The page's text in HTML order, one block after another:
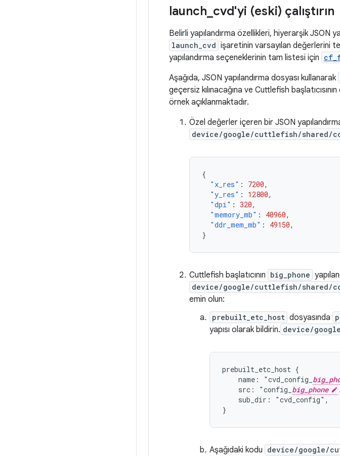
launch cvd'yi (eski) çalıştırın
Belirli yapılandırma özellikleri, hiyerarşik JSON
launch_cvd işaretinin varsayılan değerlerini
yapılandırma seçeneklerinin tam listesi için
Aşağıda, JSON yapılandırma dosyası kullanarak
geçersiz kılınacağına ve Cuttlefish
örnek açıklanmaktadır.
Özel değerler içeren bir JSON
device/google/cuttlefish/shared/
{
"x_res" : 7200,
"y_res" : 12800,
"dpi" : 320,
"memory_mb" : 40960,
"ddr_mem_mb" : 49150,
}
Cuttlefish başlatıcının big_phone
device/google/cuttlefish/shared/
emin olun:
prebuilt_etc_host dosyasında
yapısı olarak bildirin. device/
prebuilt_etc_host {
    name: "cvd_config_
    src: "config_
big_phone
    sub_dir: "cvd_config",
Aşağıdaki kodu device/google/